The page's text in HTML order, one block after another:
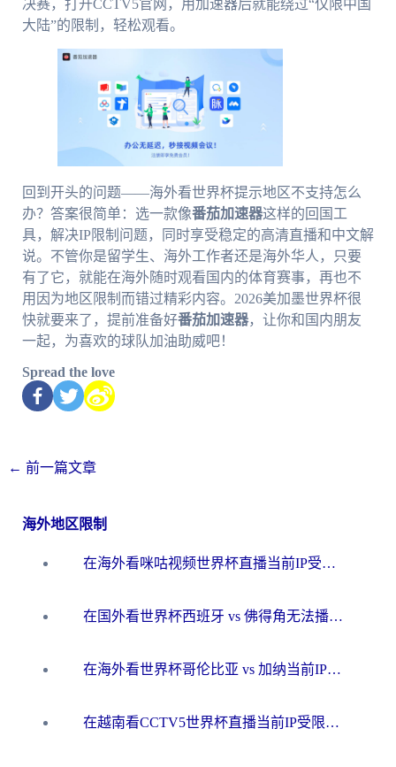
决赛，打开CCTV5官网，用加速器后就能绕过“仅限中国
大陆”的限制，轻松观看。
回到开头的问题——海外看世界杯提示地区不支持怎么
办？答案很简单：选一款像番茄加速器这样的回国工
具，解决IP限制问题，同时享受稳定的高清直播和中文解
说。不管你是留学生、海外工作者还是海外华人，只要
有了它，就能在海外随时观看国内的体育赛事，再也不
用因为地区限制而错过精彩内容。2026美加墨世界杯很
快就要来了，提前准备好番茄加速器，让你和国内朋友
一起，为喜欢的球队加油助威吧！
Spread the love
← 前一篇文章
海外地区限制
在海外看咪咕视频世界杯直播当前IP受限制？这篇指南帮你搞定所有体育赛事观看难题
在国外看世界杯西班牙 vs 佛得角无法播放？这篇指南帮你解锁所有中文体育直播
在海外看世界杯哥伦比亚 vs 加纳当前IP受限制？这篇指南帮你流畅看中文解说赛事
在越南看CCTV5世界杯直播当前IP受限制？海外党体育观赛终极指南来了